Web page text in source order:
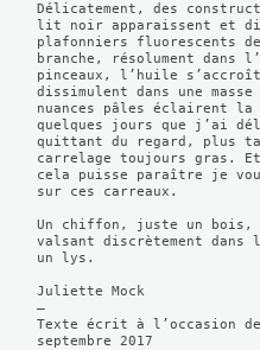
Délicatement, des
lit noir apparaissent et
plafonniers fluorescents
branche, résolument dans
pinceaux, l’huile
dissimulent dans une
nuances pâles éclairent
quelques jours que j’ai
quittant du regard, plus
carrelage toujours gras.
cela puisse paraître je
sur ces carreaux.
Un chiffon, juste un bois,
valsant discrètement
un lys.
Juliette Mock
–
Texte écrit à l’occasion
septembre 2017